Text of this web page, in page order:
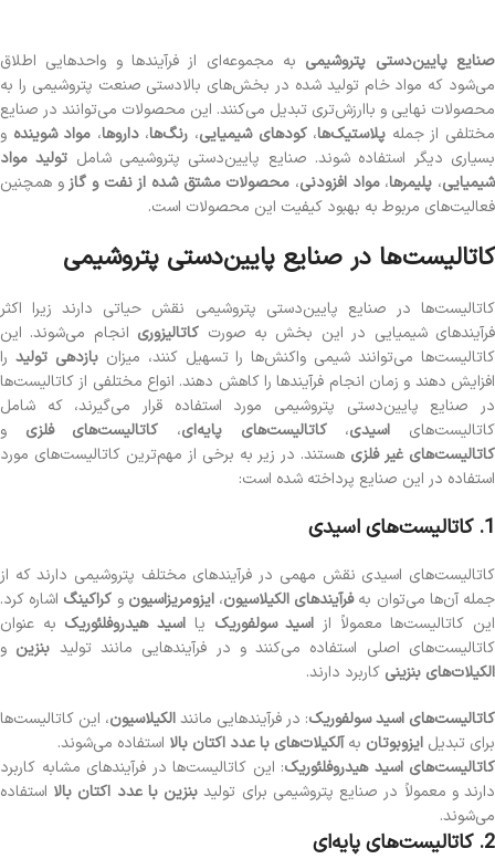
صنایع پایین‌دستی پتروشیمی به مجموعه‌ای از فرآیندها و واحدهایی اطلاق
می‌شود که مواد خام تولید شده در بخش‌های بالادستی صنعت پتروشیمی را به
محصولات نهایی و باارزش‌تری تبدیل می‌کنند. این محصولات می‌توانند در صنایع
مختلفی از جمله پلاستیک‌ها،کودهای شیمیایی، رنگ‌ها،داروها، مواد شوینده و
بسیاری دیگر استفاده شوند. صنایع پایین‌دستی پتروشیمی شامل تولید مواد
شیمیایی، پلیمرها،مواد افزودنی، محصولات مشتق شده از نفت و گاز و همچنین
فعالیت‌های مربوط به بهبود کیفیت این محصولات است.
کاتالیست‌ها در صنایع پایین‌دستی پتروشیمی
کاتالیست‌ها در صنایع پایین‌دستی پتروشیمی نقش حیاتی دارند زیرا اکثر
فرآیندهای شیمیایی در این بخش به صورت کاتالیزوری انجام می‌شوند. این
کاتالیست‌ها می‌توانند شیمی واکنش‌ها را تسهیل کنند، میزانبازدهی تولید را
افزایش دهند و زمان انجام فرآیندها را کاهش دهند. انواع مختلفی از کاتالیست‌ها
در صنایع پایین‌دستی پتروشیمی مورد استفاده قرار می‌گیرند، که شامل
کاتالیست‌های اسیدی،کاتالیست‌های پایه‌ای، کاتالیست‌های فلزی و
کاتالیست‌های غیر فلزی هستند. در زیر به برخی از مهم‌ترین کاتالیست‌های مورد
استفاده در این صنایع پرداخته شده است:
1. کاتالیست‌های اسیدی
کاتالیست‌های اسیدی نقش مهمی در فرآیندهای مختلف پتروشیمی دارند که از
جمله آن‌ها می‌توان بهفرآیندهای الکیلاسیون،ایزومریزاسیون و کراکینگ اشاره کرد.
این کاتالیست‌ها معمولاً از اسید سولفوریک یا اسید هیدروفلئوریک به عنوان
کاتالیست‌های اصلی استفاده می‌کنند و در فرآیندهایی مانند تولید بنزین و
الکیلات‌های بنزینی کاربرد دارند.
کاتالیست‌های اسید سولفوریک: در فرآیندهایی مانندالکیلاسیون، این کاتالیست‌ها
برای تبدیل ایزوبوتان بهآلکیلات‌های با عدد اکتان بالا استفاده می‌شوند.
کاتالیست‌های اسید هیدروفلئوریک: این کاتالیست‌ها در فرآیندهای مشابه کاربرد
دارند و معمولاً در صنایع پتروشیمی برای تولید بنزین با عدد اکتان بالا استفاده
می‌شوند.
2. کاتالیست‌های پایه‌ای